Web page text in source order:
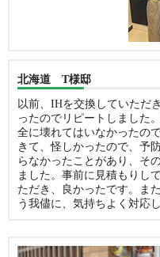
北海道 T様邸
以前、IHを交換していただ
ったのでリピートしました
全に壊れてはいなかったの
きて、怪しかったので、予
らなかったことがあり、そ
ました。事前に見積もりし
ただき、良かったです。ま
う我儘に、気持ちよく対応